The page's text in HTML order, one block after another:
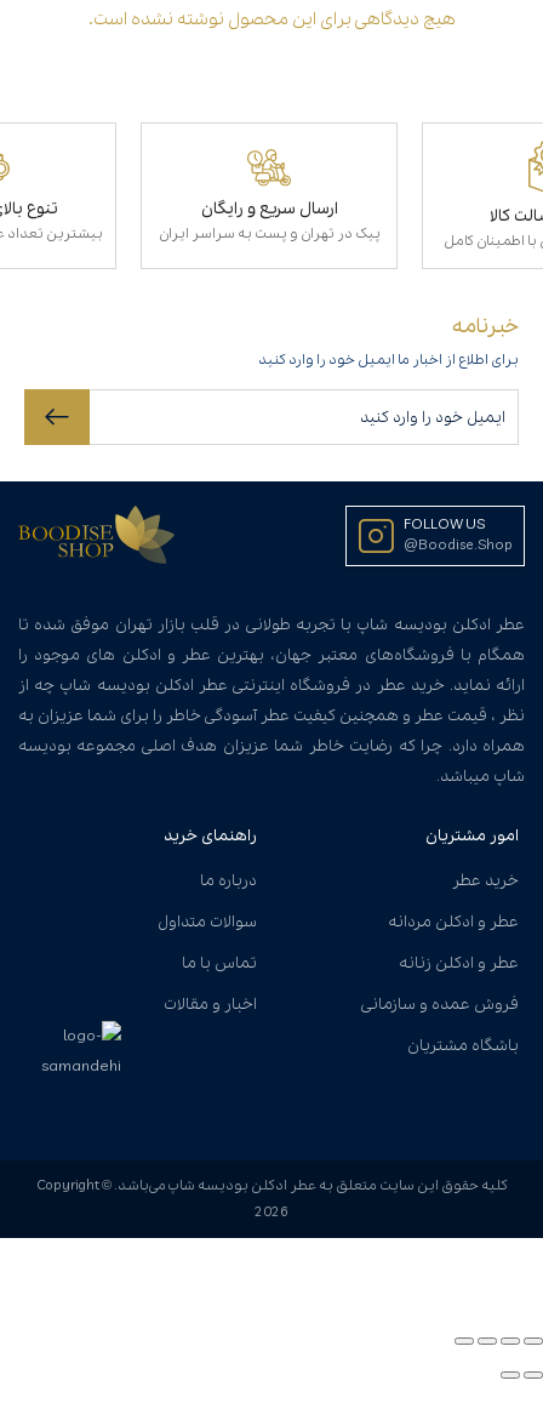
هیچ دیدگاهی برای این محصول نوشته نشده است.
کالا
اطمینان کامل
ارسال سریع و رایگان
پیک در تهران و پست به سراسر ایران
تنوع
بیشترین تعداد
خبرنامه
برای اطلاع از اخبار ما ایمیل خود را وارد کنید
FOLLOW US
@Boodise.Shop
عطر ادکلن بودیسه شاپ با تجربه طولانی در قلب بازار تهران موفق شده تا
همگام با فروشگاه‌های معتبر جهان، بهترین عطر و ادکلن های موجود را
ارائه نماید. خرید عطر در فروشگاه اینترنتی عطر ادکلن بودیسه شاپ چه از
نظر ، قیمت عطر و همچنین کیفیت عطر آسودگی خاطر را برای شما عزیزان به
همراه دارد. چرا که رضایت خاطر شما عزیزان هدف اصلی مجموعه بودیسه
شاپ میباشد.
امور مشتریان
خرید عطر
عطر و ادکلن مردانه
عطر و ادکلن زنانه
فروش عمده و سازمانی
باشگاه مشتریان
راهنمای خرید
درباره ما
سوالات متداول
تماس با ما
اخبار و مقالات
کلیه حقوق این سایت متعلق به عطر ادکلن بودیسه شاپ می‌باشد. Copyright ©
2026